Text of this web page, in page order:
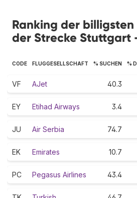
Ranking der
der Strecke Stuttgart
CODE FLUGGESELLSCHAFT % SUCHEN %
VF AJet 40.3
EY Etihad Airways 3.4
JU Air Serbia 74.7
EK Emirates 10.7
PC Pegasus Airlines 43.4